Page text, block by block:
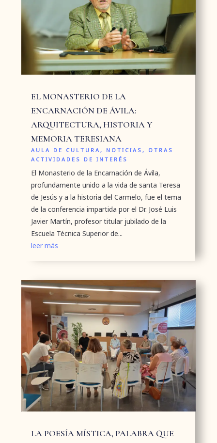
EL MONASTERIO DE LA
ENCARNACIÓN DE ÁVILA:
ARQUITECTURA, HISTORIA Y
MEMORIA TERESIANA
AULA DE CULTURA, NOTICIAS, OTRAS
ACTIVIDADES DE INTERÉS
El Monasterio de la Encarnación de Ávila,
profundamente unido a la vida de santa Teresa
de Jesús y a la historia del Carmelo, fue el tema
de la conferencia impartida por el Dr. José Luis
Javier Martín, profesor titular jubilado de la
Escuela Técnica Superior de...
leer más
LA POESÍA MÍSTICA, PALABRA QUE